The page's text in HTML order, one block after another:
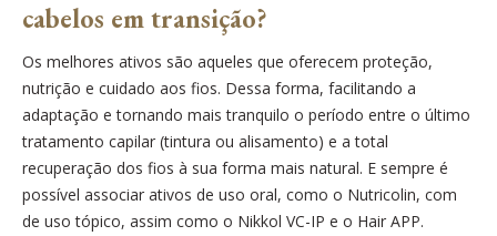
cabelos em transição?
Os melhores ativos são aqueles que oferecem proteção,
nutrição e cuidado aos fios. Dessa forma, facilitando a
adaptação e tornando mais tranquilo o período entre o último
tratamento capilar (tintura ou alisamento) e a total
recuperação dos fios à sua forma mais natural. E sempre é
possível associar ativos de uso oral, como o Nutricolin, com
de uso tópico, assim como o Nikkol VC-IP e o Hair APP.